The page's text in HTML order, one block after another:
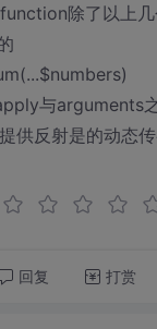
除了以上
与arguments
供反射是的动态
回复 打赏